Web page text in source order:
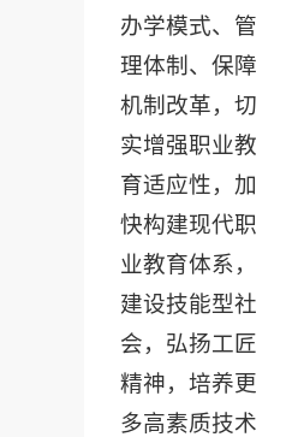
办学模式、管
理体制、保障
机制改革，切
实增强职业教
育适应性，加
快构建现代职
业教育体系，
建设技能型社
会，弘扬工匠
精神，培养更
多高素质技术